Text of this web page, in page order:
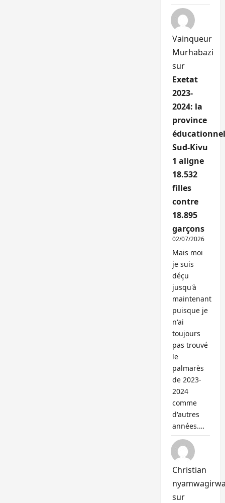
Vainqueur
Murhabazi
sur
Exetat
2023-
2024: la
province
Sud-Kivu
1 aligne
18.532
filles
contre
18.895
garçons
02/07/2026
Mais moi
je suis
déçu
jusqu'à
maintenant
puisque je
n'ai
toujours
pas trouvé
le
palmarès
de 2023-
2024
comme
d'autres
années.…
Christian
sur